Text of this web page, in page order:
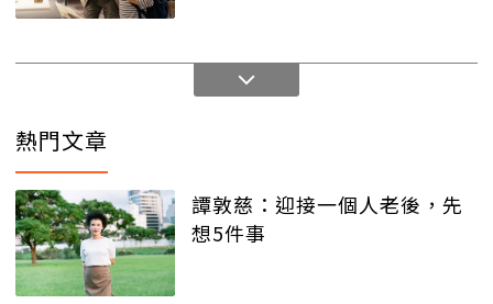
熱門文章
譚敦慈：迎接一個人老後，先
想5件事